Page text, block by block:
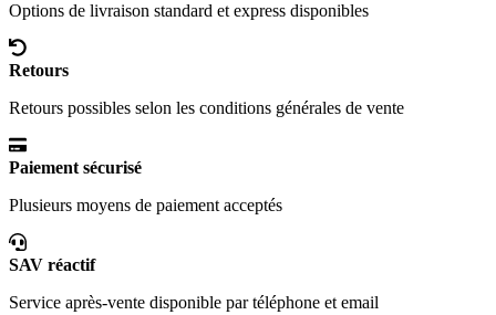
Options de livraison standard et express disponibles
Retours
Retours possibles selon les conditions générales de vente
Paiement sécurisé
Plusieurs moyens de paiement acceptés
SAV réactif
Service après-vente disponible par téléphone et email